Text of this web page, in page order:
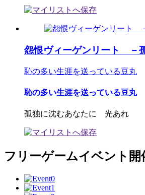
怨恨ヴィーゲンリート －
恥の多い生涯を送っている豆丸
恥の多い生涯を送っている豆丸
孤独に沈むあなたに 光あれ
フリーゲームイベント開